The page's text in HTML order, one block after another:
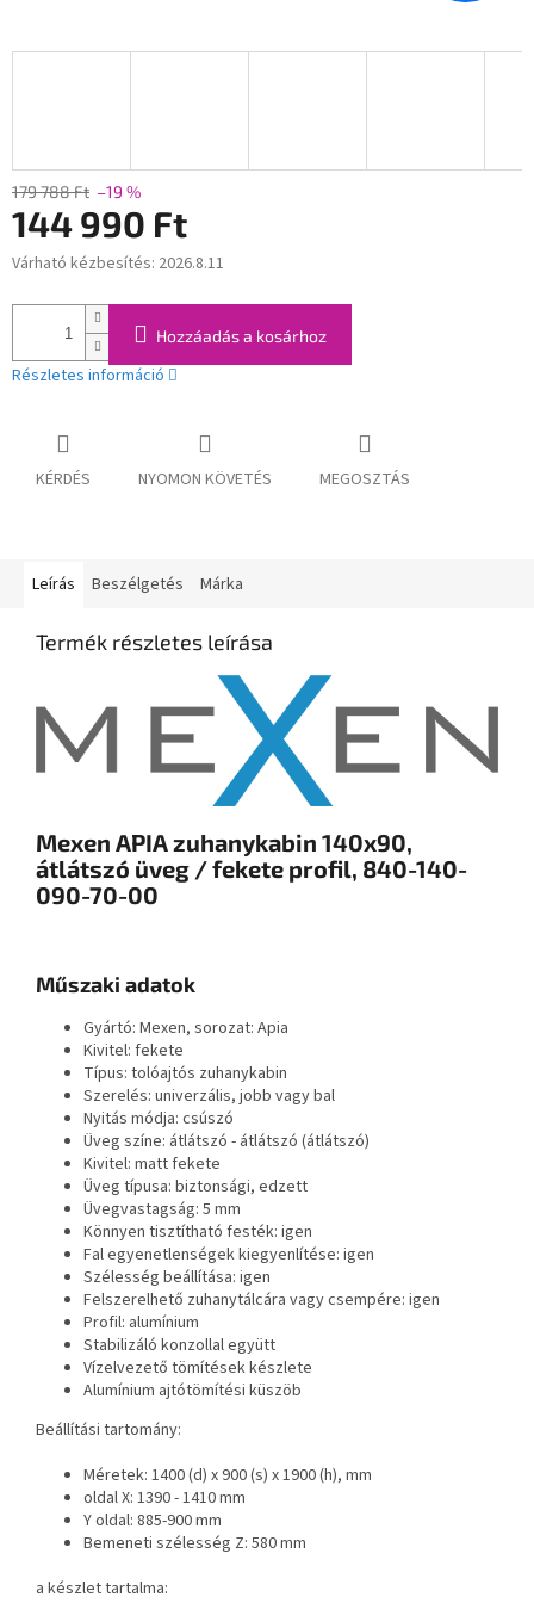
179 788 Ft –19 %
144 990 Ft
Egységár:
Várható kézbesítés: 2026.8.11
Hozzáadás a kosárhoz
Részletes információ
KÉRDÉS NYOMON KÖVETÉS MEGOSZTÁS
Leírás Beszélgetés Márka
Termék részletes leírása
Mexen APIA zuhanykabin 140x90,
átlátszó üveg / fekete profil, 840-140-
090-70-00
Műszaki adatok
Gyártó: Mexen, sorozat: Apia
Kivitel: fekete
Típus: tolóajtós zuhanykabin
Szerelés: univerzális, jobb vagy bal
Nyitás módja: csúszó
Üveg színe: átlátszó - átlátszó (átlátszó)
Kivitel: matt fekete
Üveg típusa: biztonsági, edzett
Üvegvastagság: 5 mm
Könnyen tisztítható festék: igen
Fal egyenetlenségek kiegyenlítése: igen
Szélesség beállítása: igen
Felszerelhető zuhanytálcára vagy csempére: igen
Profil: alumínium
Stabilizáló konzollal együtt
Vízelvezető tömítések készlete
Alumínium ajtótömítési küszöb
Beállítási tartomány:
Méretek: 1400 (d) x 900 (s) x 1900 (h), mm
oldal X: 1390 - 1410 mm
Y oldal: 885-900 mm
Bemeneti szélesség Z: 580 mm
a készlet tartalma: